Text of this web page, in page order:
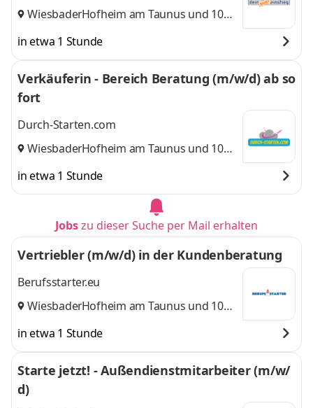
Wiesbaden,
Hofheim am Taunus und 10
in etwa 1 Stunde
Verkäuferin - Bereich Beratung (m/w/d) ab so
fort
Durch-Starten.com
Wiesbaden,
Hofheim am Taunus und 10
in etwa 1 Stunde
Jobszu dieser Suche per Mail erhalten
Vertriebler (m/w/d) in der Kundenberatung
Berufsstarter.eu
Wiesbaden,
Hofheim am Taunus und 10
in etwa 1 Stunde
Starte jetzt! - Außendienstmitarbeiter (m/w/
d)